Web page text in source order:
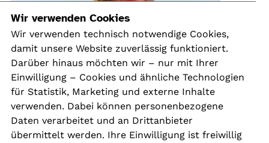
Andreas Weiner
Wir verwenden Cookies
Wir verwenden technisch notwendige Cookies,
damit unsere Website zuverlässig funktioniert.
Darüber hinaus möchten wir – nur mit Ihrer
Einwilligung – Cookies und ähnliche Technologien
für Statistik, Marketing und externe Inhalte
verwenden. Dabei können personenbezogene
Daten verarbeitet und an Drittanbieter
übermittelt werden. Ihre Einwilligung ist freiwillig